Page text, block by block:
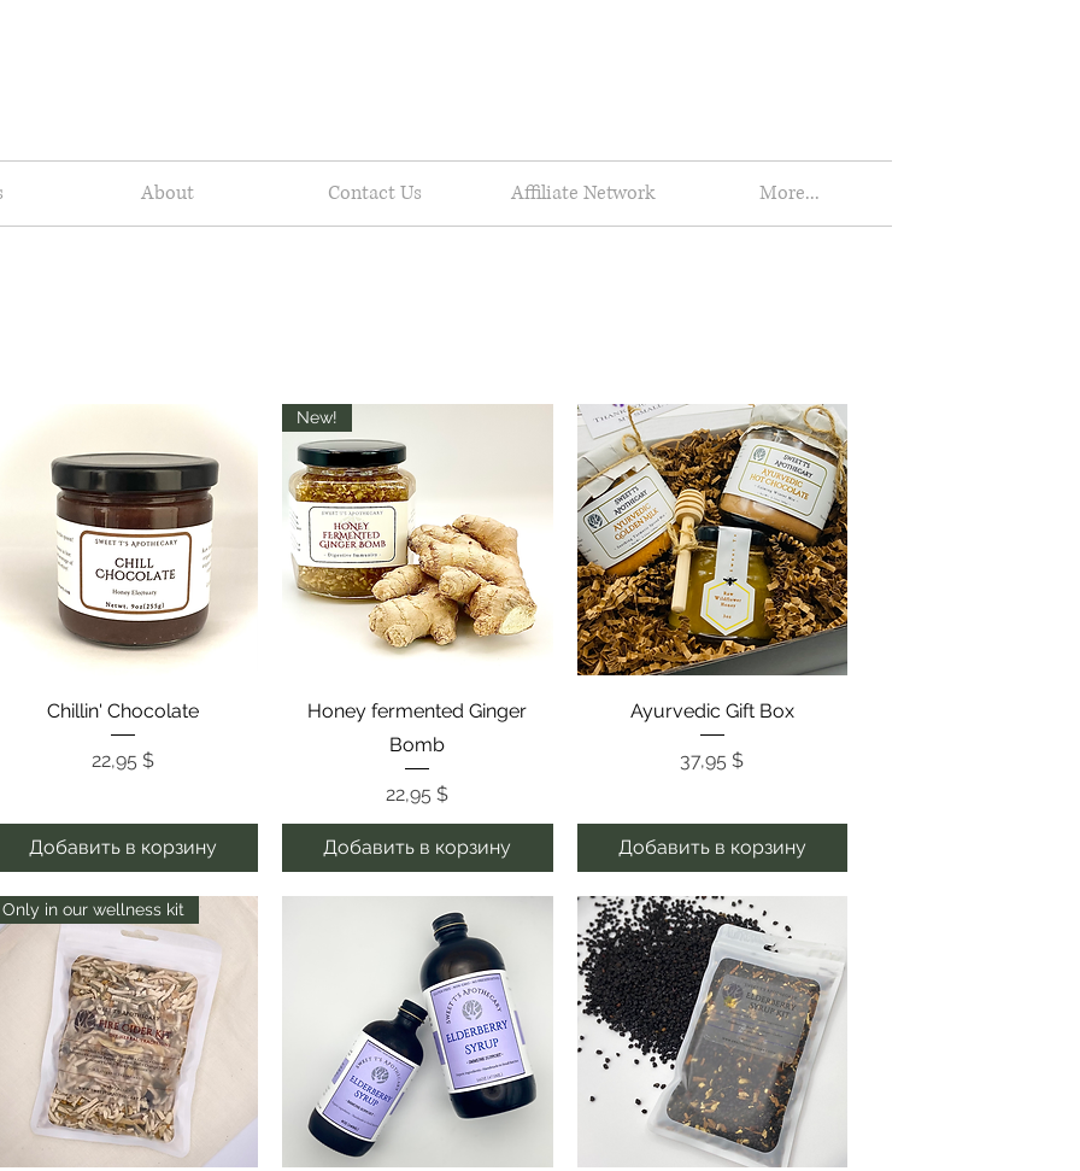
Быстрый просмотр
Chillin' Chocolate
Цена
22,95 $
Добавить в корзину
Быстрый просмотр
New!
Honey fermented Ginger
Bomb
Цена
22,95 $
Добавить в корзину
Быстрый просмотр
Ayurvedic Gift Box
Цена
37,95 $
Добавить в корзину
Only in our wellness kit
About Contact Us Affiliate Network More...